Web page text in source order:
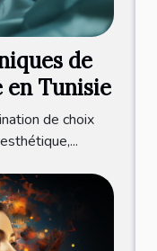
de
Tunisie
de choix